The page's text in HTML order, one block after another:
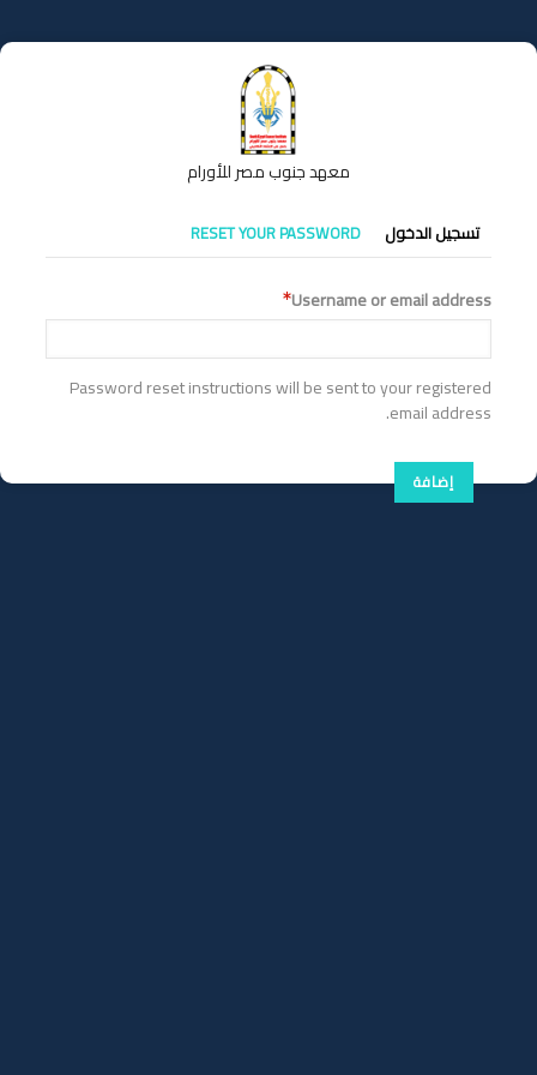
إلى
المحتوى
معهد جنوب مصر للأورام
التبويبات
الأساسية
تسجيل الدخول RESET YOUR PASSWORD
Username or email address
Password reset instructions will be sent to your registered
email address.